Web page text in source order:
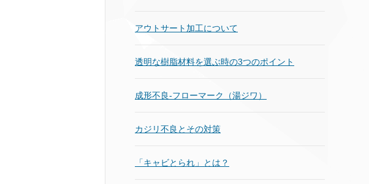
アウトサート加工について
透明な樹脂材料を選ぶ時の3つのポイント
成形不良‐フローマーク（湯ジワ）
カジリ不良とその対策
「キャビとられ」とは？